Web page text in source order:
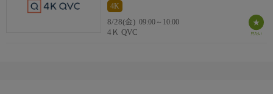
4K
8/28(金) 09:00～10:00
4Ｋ QVC